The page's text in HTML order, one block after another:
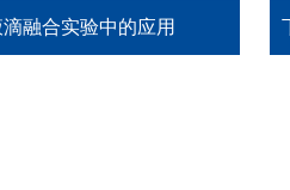
融合实验中的应用